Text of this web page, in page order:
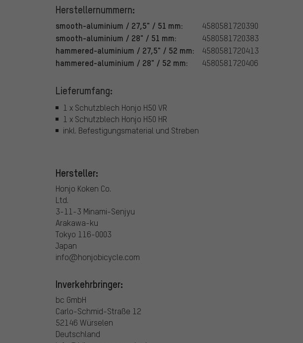
Herstellernummern:
smooth-aluminium / 27,5" / 51 mm: 4580581720390
smooth-aluminium / 28" / 51 mm: 4580581720383
hammered-aluminium / 27,5" / 52 mm: 4580581720413
hammered-aluminium / 28" / 52 mm: 4580581720406
Lieferumfang:
1 x Schutzblech Honjo H50 VR
1 x Schutzblech Honjo H50 HR
inkl. Befestigungsmaterial und Streben
Hersteller:
Honjo Koken Co.
Ltd.
3-11-3 Minami-Senjyu
Arakawa-ku
Tokyo 116-0003
Japan
info@honjobicycle.com
Inverkehrbringer:
bc GmbH
Carlo-Schmid-Straße 12
52146 Würselen
Deutschland